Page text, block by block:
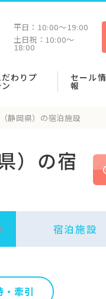
平日： 10:00〜19:00
土日祝： 10:00〜
18:00
だわりプ セール情
報
静岡県）の宿泊施設
）の宿
宿泊施設
・牽引